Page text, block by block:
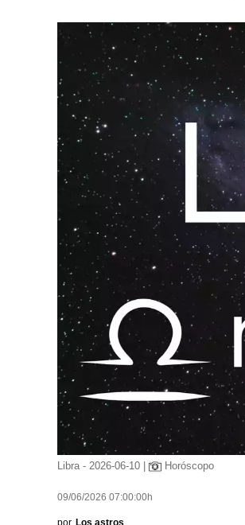
Libra - 2026-06-10 | Horóscopo
09/06/2026 07:00:00h
por Los astros